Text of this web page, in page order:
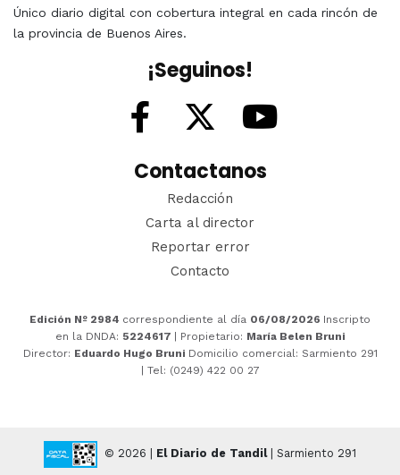
Único diario digital con cobertura integral en cada rincón de
la provincia de Buenos Aires.
¡Seguinos!
Contactanos
Redacción
Carta al director
Reportar error
Contacto
Edición Nº 2984 correspondiente al día 06/08/2026 Inscripto
en la DNDA: 5224617 | Propietario: María Belen Bruni
Director: Eduardo Hugo Bruni Domicilio comercial: Sarmiento 291
| Tel: (0249) 422 00 27
© 2026 | El Diario de Tandil| Sarmiento 291